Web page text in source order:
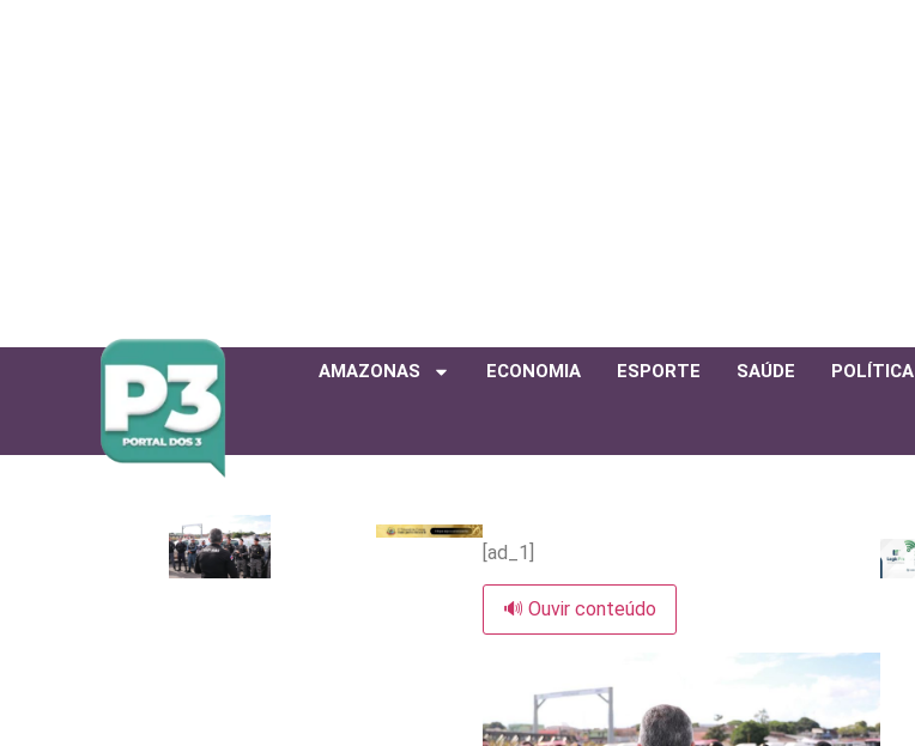
AMAZONAS ECONOMIA ESPORTE SAÚDE POLÍTICA
[ad_1]
🔊 Ouvir conteúdo